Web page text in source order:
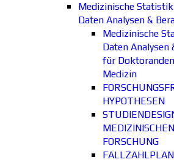
Medizinische Statistik
Daten Analysen &
Medizinische
Daten Analysen
für
Medizin
HYPOTHESEN
MEDIZINISCHEN
FORSCHUNG